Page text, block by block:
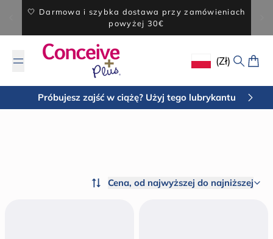
Przejdź do treści
🤍 Darmowa i szybka dostawa przy zamówieniach
powyżej 30€
Geolocation
(zł)
Szukaj
Próbujesz zajść w ciążę? Użyj tego lubrykantu
Cena, od najwyższej do najniższej